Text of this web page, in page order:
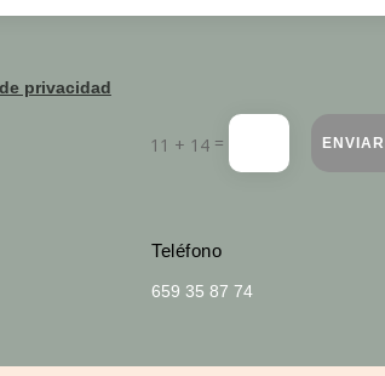
privacidad
11 + 14 = ENVIAR
Teléfono
659 35 87 74